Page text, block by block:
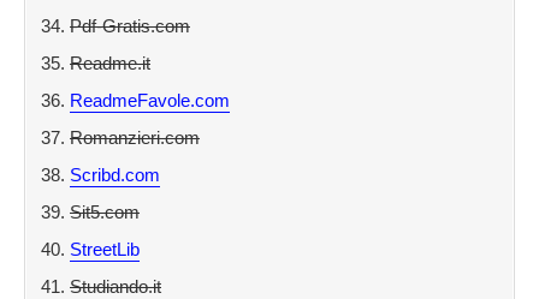
Pdf-Gratis.com
Readme.it
ReadmeFavole.com
Romanzieri.com
Scribd.com
Sit5.com
StreetLib
Studiando.it